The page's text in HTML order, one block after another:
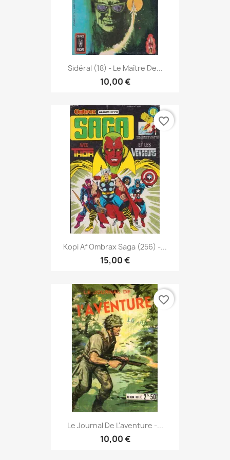
Sidéral (18) - Le Maître De...
10,00 €
Kopi Af Ombrax Saga (256) -...
15,00 €
favorite_border
Le Journal De L'aventure -...
10,00 €
favorite_border